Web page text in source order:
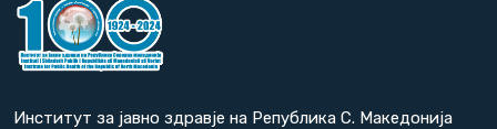
Институт за јавно здравје на Република С. Македонија